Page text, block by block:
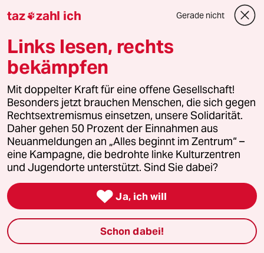
DL dari lafari
17.05.2014
@Heinz Günter Gruse:
ja genau und morgen die ganze Welt.
übrigens würde die Ukraine noch
Atomwaffen besitzen wären sie
längst verrostet und nicht mehr
einsatzfähig bei der Finanzlage der
Ukraine
Age Krüger
17.05.2014,01:35 Uhr
@Heinz Günter Gruse:
taz zahl ich Gerade nicht
Links lesen, rechts
bekämpfen
Mit doppelter Kraft für eine offene Gesellschaft!
Besonders jetzt brauchen Menschen, die sich gegen
Rechtsextremismus einsetzen, unsere Solidarität.
Daher gehen 50 Prozent der Einnahmen aus
Neuanmeldungen an „Alles beginnt im Zentrum“ –
eine Kampagne, die bedrohte linke Kulturzentren
und Jugendorte unterstützt. Sind Sie dabei?
 Ja, ich will
Schon dabei!